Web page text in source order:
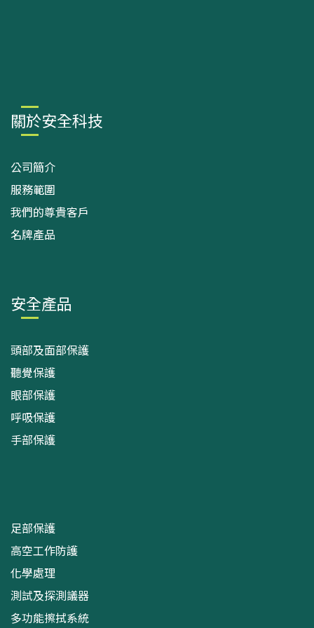
關於安全科技
公司簡介
服務範圍
我們的尊貴客戶
名牌產品
安全產品
頭部及面部保護
聽覺保護
眼部保護
呼吸保護
手部保護
足部保護
高空工作防護
化學處理
測試及探測議器
多功能擦拭系統